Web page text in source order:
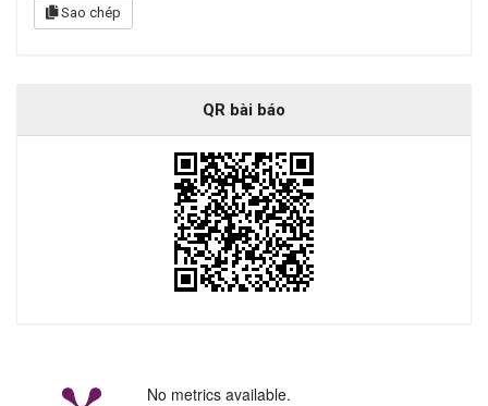
Sao chép
QR bài báo
No metrics available.